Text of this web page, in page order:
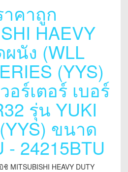
คาถูก
HAEVY
นัง (WLL
(YYS)
อร์เตอร์ เบอร์
รุ่น YUKI
ขนาด
- 24215BTU
MITSUBISHI HEAVY DUTY